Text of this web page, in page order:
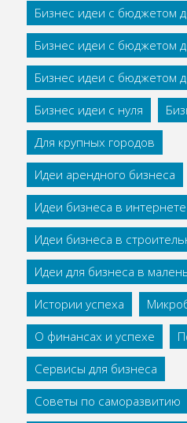
Бизнес идеи с бюджетом
Бизнес идеи с бюджетом
Бизнес идеи с бюджетом
Бизнес идеи с нуля
Для крупных городов
Идеи арендного бизнеса
Идеи бизнеса в интернете
Идеи бизнеса в
Идеи для бизнеса в
Истории успеха
О финансах и успехе
Сервисы для бизнеса
Советы по саморазвитию